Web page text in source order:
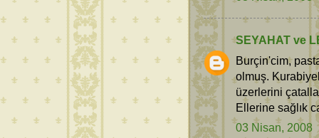
SEYAHAT ve
Burçin'cim,
olmuş.
üzerlerini
Ellerine sağlık
03 Nisan, 2008